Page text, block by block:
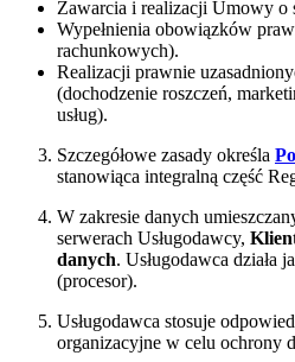
Zawarcia i realizacji Umowy o
Wypełnienia obowiązków
rachunkowych).
Realizacji prawnie
(dochodzenie roszczeń,
usług).
Szczegółowe zasady określa
stanowiąca integralną część
W zakresie danych
serwerach Usługodawcy,
danych. Usługodawca działa
(procesor).
Usługodawca stosuje
organizacyjne w celu ochrony